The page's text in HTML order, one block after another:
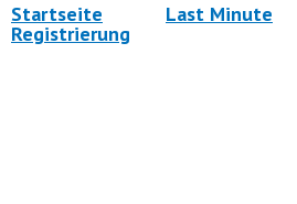
Startseite Last Minute
Registrierung